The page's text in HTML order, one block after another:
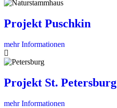
Projekt Puschkin
mehr Informationen
Projekt St. Petersburg
mehr Informationen